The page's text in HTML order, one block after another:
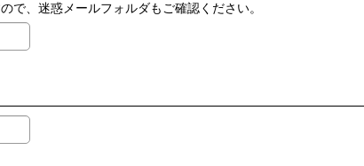
で、迷惑メールフォルダもご確認ください。